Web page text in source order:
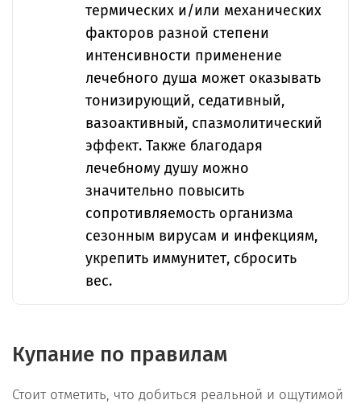
термических и/или механических
факторов разной степени
интенсивности применение
лечебного душа может оказывать
тонизирующий, седативный,
вазоактивный, спазмолитический
эффект. Также благодаря
лечебному душу можно
значительно повысить
сопротивляемость организма
сезонным вирусам и инфекциям,
укрепить иммунитет, сбросить
вес.
Купание по правилам
Стоит отметить, что добиться реальной и ощутимой